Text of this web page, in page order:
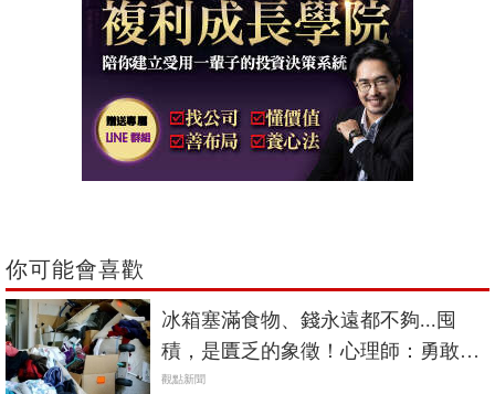
你可能會喜歡
冰箱塞滿食物、錢永遠都不夠...囤
積，是匱乏的象徵！心理師：勇敢
「斷捨離」，填補心裡的洞
觀點新聞